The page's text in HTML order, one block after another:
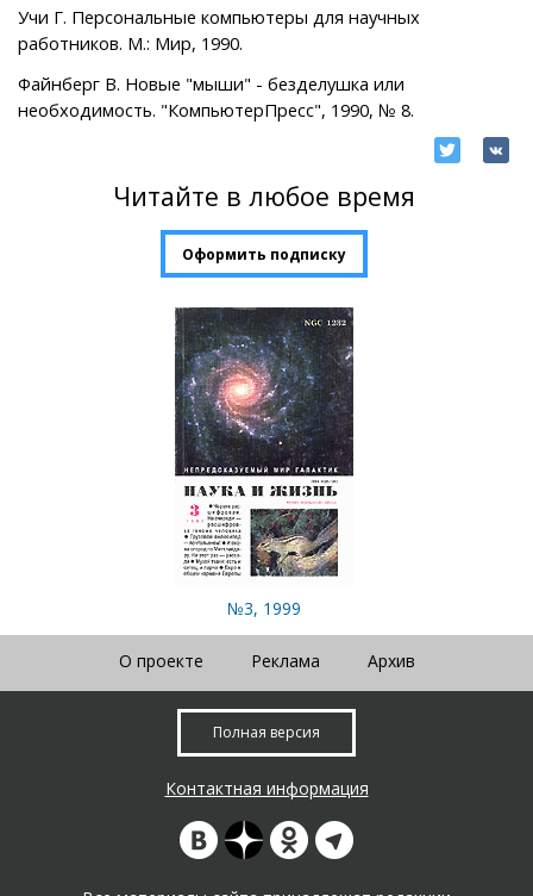
Учи Г. Персональные компьютеры для научных
работников. М.: Мир, 1990.
Файнберг В. Новые "мыши" - безделушка или
необходимость. "КомпьютерПресс", 1990, № 8.
Читайте в любое время
Оформить подписку
№3, 1999
О проекте Реклама Архив
Полная версия
Контактная информация